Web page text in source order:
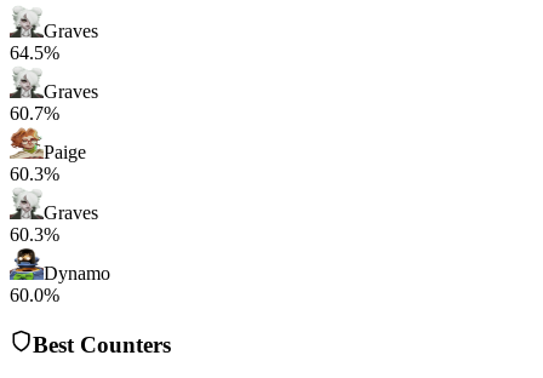
Graves
64.5%
Graves
60.7%
Paige
60.3%
Graves
60.3%
Dynamo
60.0%
Best Counters